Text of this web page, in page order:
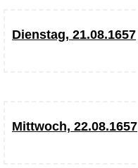
Dienstag, 21.08.1657
Mittwoch, 22.08.1657